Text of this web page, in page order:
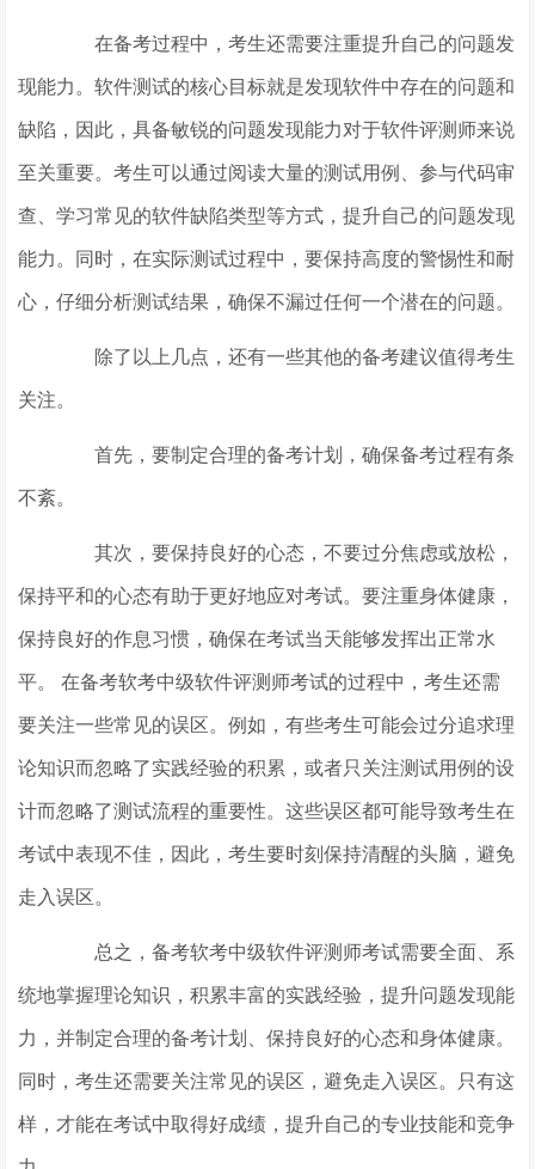
在备考过程中，考生还需要注重提升自己的问题发
现能力。软件测试的核心目标就是发现软件中存在的问题和
缺陷，因此，具备敏锐的问题发现能力对于软件评测师来说
至关重要。考生可以通过阅读大量的测试用例、参与代码审
查、学习常见的软件缺陷类型等方式，提升自己的问题发现
能力。同时，在实际测试过程中，要保持高度的警惕性和耐
心，仔细分析测试结果，确保不漏过任何一个潜在的问题。
除了以上几点，还有一些其他的备考建议值得考生
关注。
首先，要制定合理的备考计划，确保备考过程有条
不紊。
其次，要保持良好的心态，不要过分焦虑或放松，
保持平和的心态有助于更好地应对考试。要注重身体健康，
保持良好的作息习惯，确保在考试当天能够发挥出正常水
平。 在备考软考中级软件评测师考试的过程中，考生还需
要关注一些常见的误区。例如，有些考生可能会过分追求理
论知识而忽略了实践经验的积累，或者只关注测试用例的设
计而忽略了测试流程的重要性。这些误区都可能导致考生在
考试中表现不佳，因此，考生要时刻保持清醒的头脑，避免
走入误区。
总之，备考软考中级软件评测师考试需要全面、系
统地掌握理论知识，积累丰富的实践经验，提升问题发现能
力，并制定合理的备考计划、保持良好的心态和身体健康。
同时，考生还需要关注常见的误区，避免走入误区。只有这
样，才能在考试中取得好成绩，提升自己的专业技能和竞争